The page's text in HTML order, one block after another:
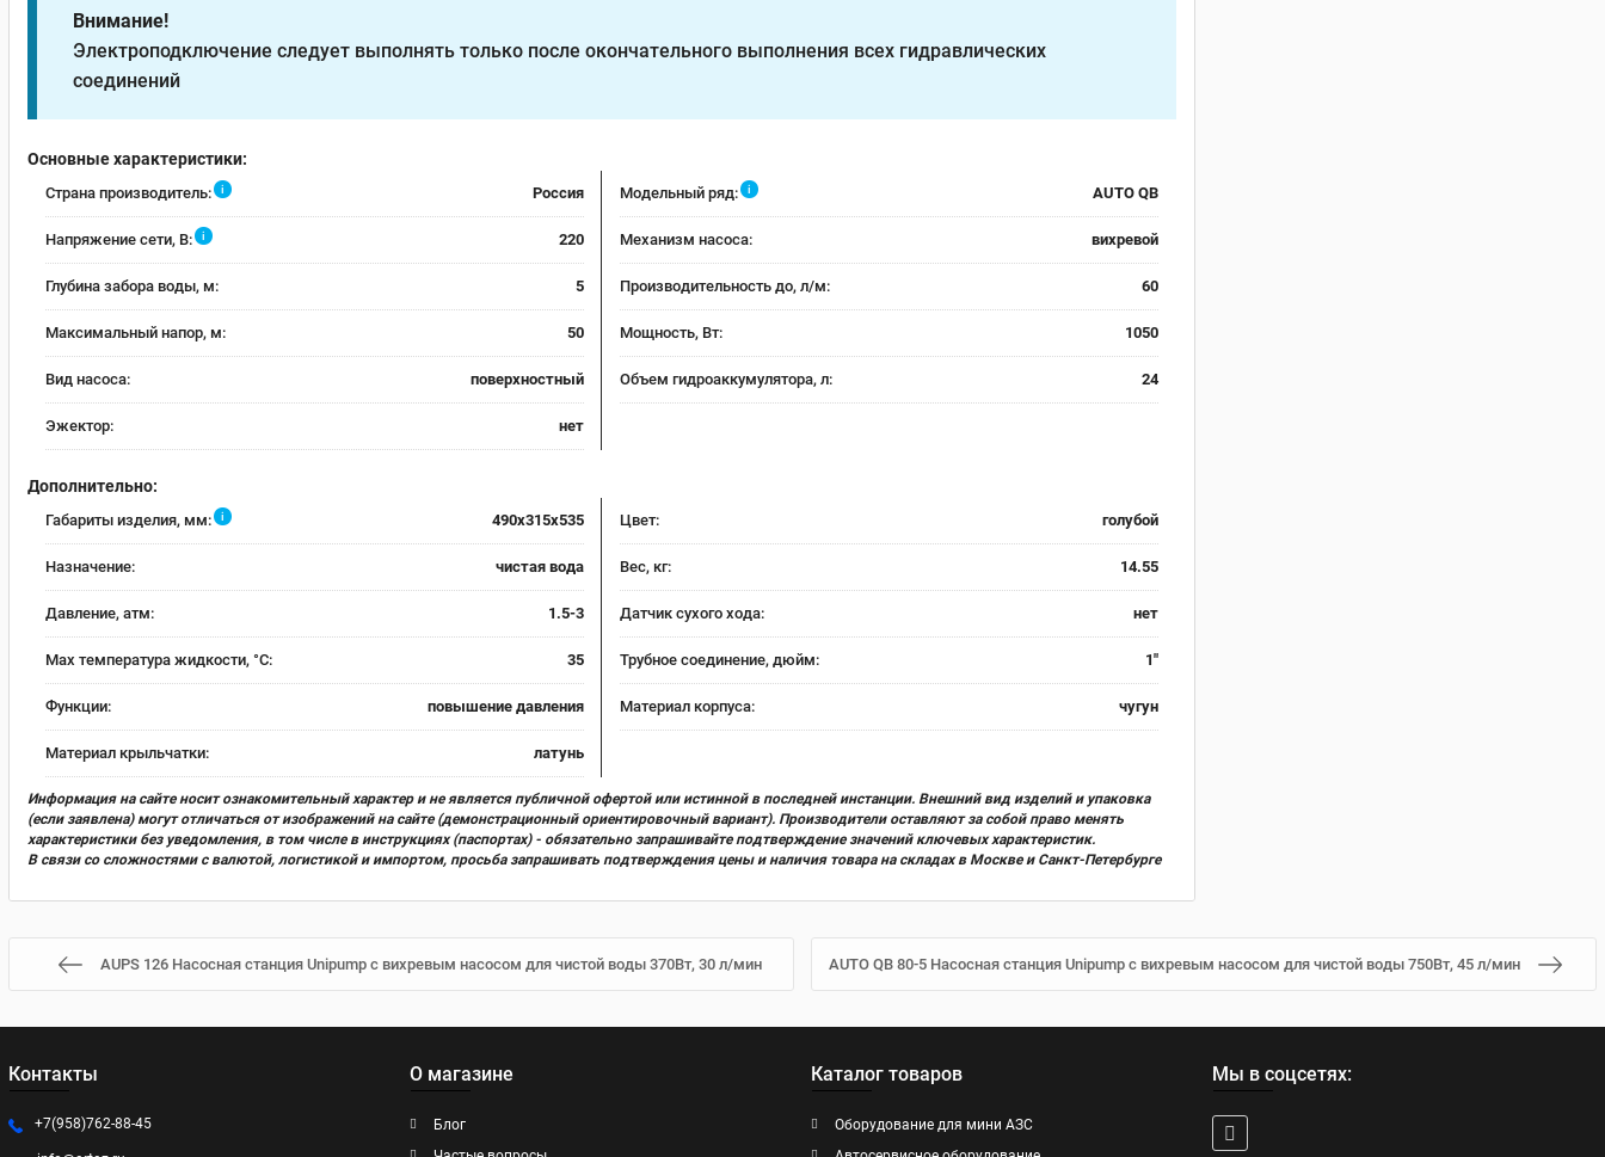
Внимание!
Электроподключение следует выполнять только после окончательного выполнения всех гидравлических
соединений
Основные характеристики:
Страна производитель: i Россия Модельный ряд: i AUTO QB
Напряжение сети, В: i 220 Механизм насоса: вихревой
Глубина забора воды, м: 5 Производительность до, л/м: 60
Максимальный напор, м: 50 Мощность, Вт: 1050
Вид насоса: поверхностный Объем гидроаккумулятора, л: 24
Эжектор: нет
Дополнительно:
Габариты изделия, мм: i 490x315x535 Цвет: голубой
Назначение: чистая вода Вес, кг: 14.55
Давление, атм: 1.5-3 Датчик сухого хода: нет
Мах температура жидкости, °С: 35 Трубное соединение, дюйм: 1"
Функции: повышение давления Материал корпуса: чугун
Материал крыльчатки: латунь
Информация на сайте носит ознакомительный характер и не является публичной офертой или истинной в последней инстанции. Внешний вид изделий и упаковка
(если заявлена) могут отличаться от изображений на сайте (демонстрационный ориентировочный вариант). Производители оставляют за собой право менять
характеристики без уведомления, в том числе в инструкциях (паспортах) - обязательно запрашивайте подтверждение значений ключевых характеристик.
В связи со сложностями с валютой, логистикой и импортом, просьба запрашивать подтверждения цены и наличия товара на складах в Москве и Санкт-Петербурге
AUPS 126 Насосная станция Unipump с вихревым насосом для чистой воды 370Вт, 30 л/мин AUTO QB 80-5 Насосная станция Unipump с вихревым насосом для чистой воды 750Вт, 45 л/мин
Контакты
+7(958)762-88-45
О магазине
Блог
Каталог товаров
Оборудование для мини АЗС
Мы в соцсетях: